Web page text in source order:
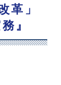
革」
』